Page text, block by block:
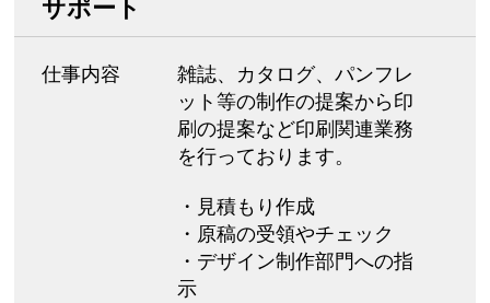
サポート
仕事内容
雑誌、カタログ、パンフレ
ット等の制作の提案から印
刷の提案など印刷関連業務
を行っております。
・見積もり作成
・原稿の受領やチェック
・デザイン制作部門への指
示